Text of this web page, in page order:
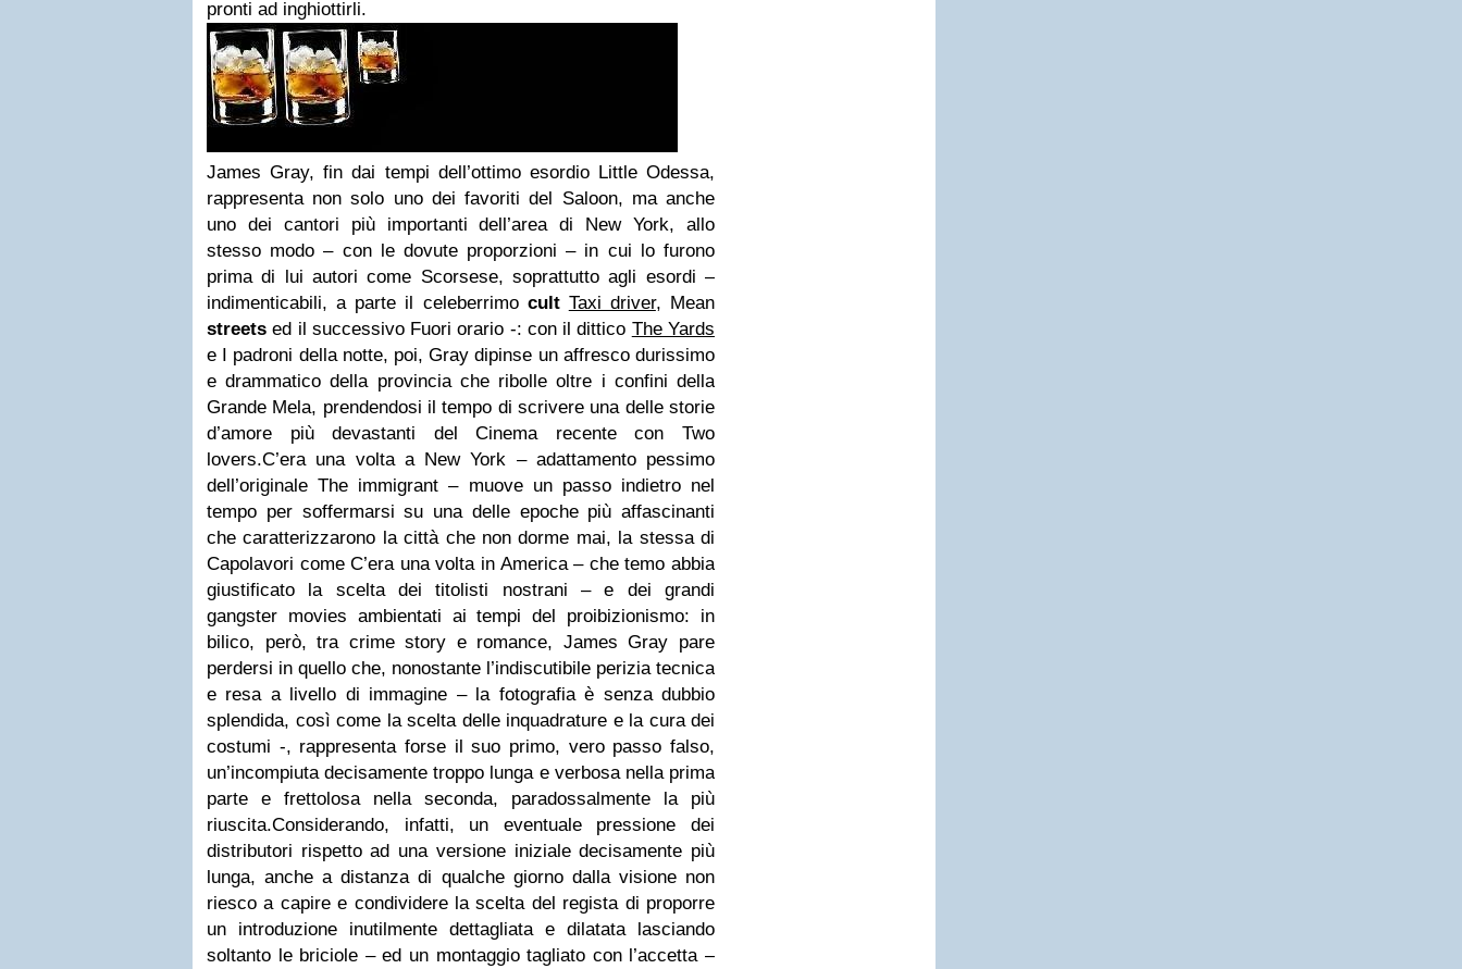
pronti ad inghiottirli.
James Gray, fin dai tempi dell’ottimo esordio Little Odessa,
rappresenta non solo uno dei favoriti del Saloon, ma anche
uno dei cantori più importanti dell’area di New York, allo
stesso modo – con le dovute proporzioni – in cui lo furono
prima di lui autori come Scorsese, soprattutto agli esordi –
indimenticabili, a parte il celeberrimo cult Taxi driver, Mean
streets ed il successivo Fuori orario -: con il dittico The Yards
e I padroni della notte, poi, Gray dipinse un affresco durissimo
e drammatico della provincia che ribolle oltre i confini della
Grande Mela, prendendosi il tempo di scrivere una delle storie
d’amore più devastanti del Cinema recente con Two
lovers.C’era una volta a New York – adattamento pessimo
dell’originale The immigrant – muove un passo indietro nel
tempo per soffermarsi su una delle epoche più affascinanti
che caratterizzarono la città che non dorme mai, la stessa di
Capolavori come C’era una volta in America – che temo abbia
giustificato la scelta dei titolisti nostrani – e dei grandi
gangster movies ambientati ai tempi del proibizionismo: in
bilico, però, tra crime story e romance, James Gray pare
perdersi in quello che, nonostante l’indiscutibile perizia tecnica
e resa a livello di immagine – la fotografia è senza dubbio
splendida, così come la scelta delle inquadrature e la cura dei
costumi -, rappresenta forse il suo primo, vero passo falso,
un’incompiuta decisamente troppo lunga e verbosa nella prima
parte e frettolosa nella seconda, paradossalmente la più
riuscita.Considerando, infatti, un eventuale pressione dei
distributori rispetto ad una versione iniziale decisamente più
lunga, anche a distanza di qualche giorno dalla visione non
riesco a capire e condividere la scelta del regista di proporre
un introduzione inutilmente dettagliata e dilatata lasciando
soltanto le briciole – ed un montaggio tagliato con l’accetta –